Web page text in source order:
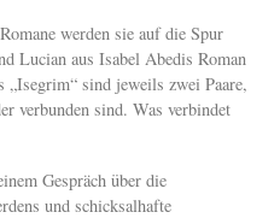
werden sie auf die Spur
Lucian aus Isabel Abedis Roman
sind jeweils zwei Paare,
verbunden sind. Was verbindet
Gespräch über die
und schicksalhafte